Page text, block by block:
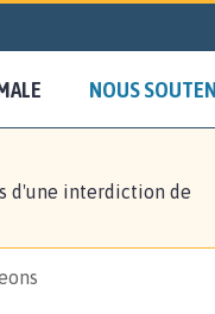
NOUS
d'une interdiction de